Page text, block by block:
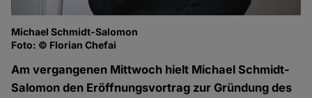
Michael Schmidt-Salomon
Foto: © Florian Chefai
Am vergangenen Mittwoch hielt Michael Schmidt-
Salomon den Eröffnungsvortrag zur Gründung des